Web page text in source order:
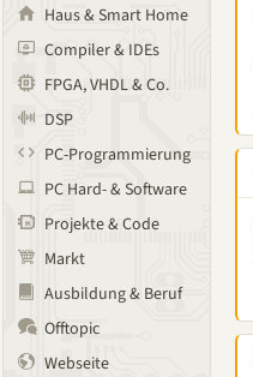
Haus & Smart Home
Compiler & IDEs
FPGA, VHDL & Co.
DSP
PC-Programmierung
PC Hard- & Software
Projekte & Code
Markt
Ausbildung & Beruf
Offtopic
Webseite